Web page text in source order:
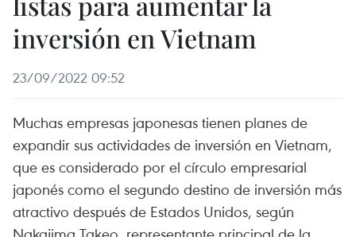
inversión en Vietnam
23/09/2022 09:52
Muchas empresas japonesas tienen planes de
expandir sus actividades de inversión en Vietnam,
que es considerado por el círculo empresarial
japonés como el segundo destino de inversión más
atractivo después de Estados Unidos, según